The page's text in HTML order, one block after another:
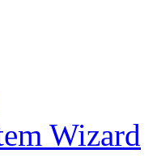
Wizard